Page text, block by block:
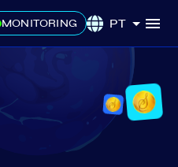
MONITORING PT